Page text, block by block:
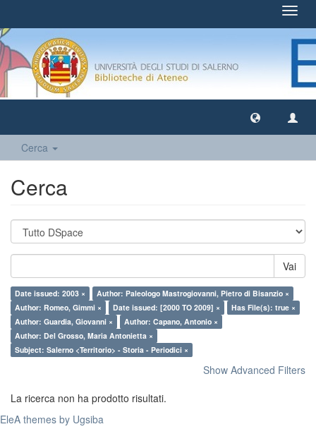
Cerca
Cerca
Vai
Date issued: 2003 ×
Author: Paleologo Mastrogiovanni, Pietro di Bisanzio ×
Author: Romeo, Gimmi ×
Date issued: [2000 TO 2009] ×
Has File(s): true ×
Author: Guardia, Giovanni ×
Author: Capano, Antonio ×
Author: Del Grosso, Maria Antonietta ×
Subject: Salerno <Territorio> - Storia - Periodici ×
Show Advanced Filters
La ricerca non ha prodotto risultati.
EleA themes by Ugsiba